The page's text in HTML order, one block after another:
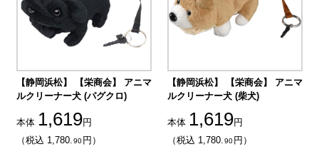
【静岡浜松】 【栄商会】 アニマ
ルクリーナー犬 (パグクロ)
本体 1,619円
（税込 1,780. 90 円）
【静岡浜松】 【栄商会】 アニマ
ルクリーナー犬 (柴犬)
本体 1,619円
（税込 1,780. 90 円）